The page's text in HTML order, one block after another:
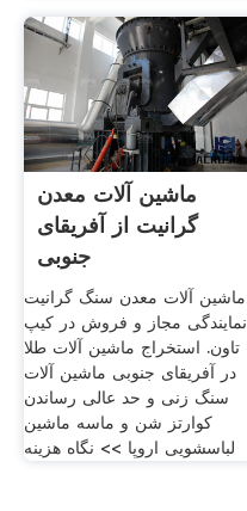
ماشین آلات معدن
گرانیت از آفریقای
جنوبی
ماشین آلات معدن سنگ گرانیت
نمایندگی مجاز و فروش در کیپ
تاون. استخراج ماشین آلات طلا
در آفریقای جنوبی ماشین آلات
سنگ زنی و حد عالی رساندن
کوارتز شن و ماسه ماشین
لباسشویی اروپا >> نگاه هزینه